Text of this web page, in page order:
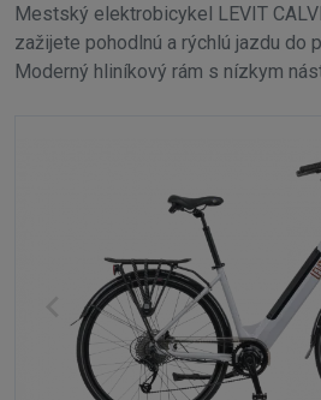
Mestský elektrobicykel LEVIT
zažijete pohodlnú a rýchlú jazdu do
Moderný hliníkový rám s nízkym